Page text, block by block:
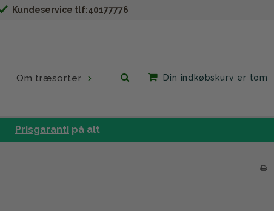
Kundeservice tlf:40177776
Om træsorter Din indkøbskurv er tom
Prisgaranti på alt